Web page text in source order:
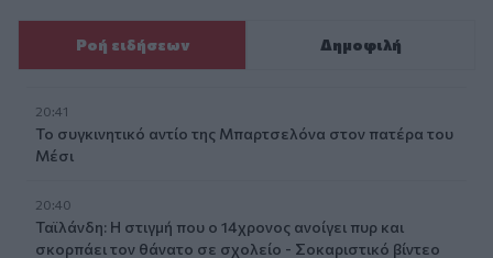
Ροή ειδήσεων Δημοφιλή
20:41
Το συγκινητικό αντίο της Μπαρτσελόνα στον πατέρα του
Μέσι
20:40
Ταϊλάνδη: Η στιγμή που ο 14χρονος ανοίγει πυρ και
σκορπάει τον θάνατο σε σχολείο - Σοκαριστικό βίντεο